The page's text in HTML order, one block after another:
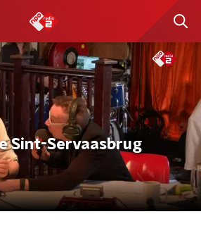
Sint-Servaasbrug